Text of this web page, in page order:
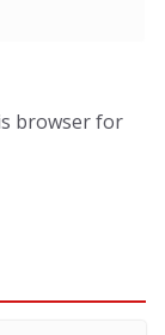
browser for